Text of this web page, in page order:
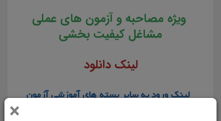
×
ویژه مصاحبه و آزمون های عملی
مشاغل کیفیت بخشی
لینک دانلود
لینک ورود به سایر بسته های آموزشی آزمون